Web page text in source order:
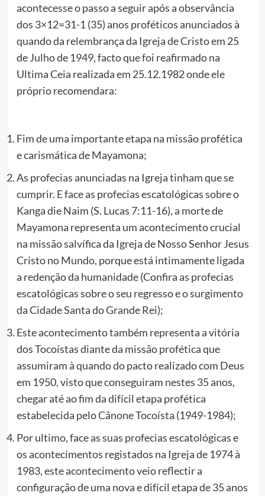
acontecesse o passo a seguir após a observância
dos 3×12=31-1 (35) anos proféticos anunciados à
quando da relembrança da Igreja de Cristo em 25
de Julho de 1949, facto que foi reafirmado na
Ultima Ceia realizada em 25.12.1982 onde ele
próprio recomendara:
Fim de uma importante etapa na missão profética
e carismática de Mayamona;
As profecias anunciadas na Igreja tinham que se
cumprir. E face as profecias escatológicas sobre o
Kanga die Naim (S. Lucas 7:11-16), a morte de
Mayamona representa um acontecimento crucial
na missão salvífica da Igreja de Nosso Senhor Jesus
Cristo no Mundo, porque está intimamente ligada
a redenção da humanidade (Confira as profecias
escatológicas sobre o seu regresso e o surgimento
da Cidade Santa do Grande Rei);
Este acontecimento também representa a vitória
dos Tocoístas diante da missão profética que
assumiram à quando do pacto realizado com Deus
em 1950, visto que conseguiram nestes 35 anos,
chegar até ao fim da difícil etapa profética
estabelecida pelo Cânone Tocoísta (1949-1984);
Por ultimo, face as suas profecias escatológicas e
os acontecimentos registados na Igreja de 1974 à
1983, este acontecimento veio reflectir a
configuração de uma nova e difícil etapa de 35 anos